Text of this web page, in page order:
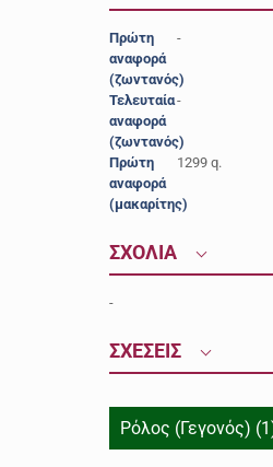
Πρώτη
αναφορά
(ζωντανός)
-
Τελευταία
αναφορά
(ζωντανός)
-
Πρώτη
αναφορά
(μακαρίτης)
1299 q.
ΣΧΟΛΙΑ
-
ΣΧΕΣΕΙΣ
Ρόλος (Γεγονός)